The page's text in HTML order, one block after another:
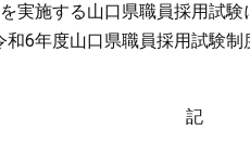
実施する山口県職員採用試
6年度山口県職員採用試験
記